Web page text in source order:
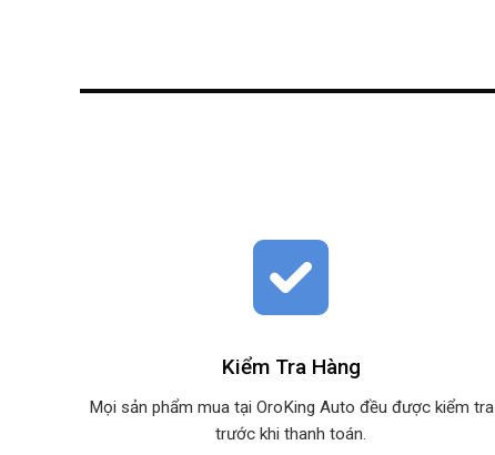
Kiểm Tra Hàng
Mọi sản phẩm mua tại OroKing Auto đều được kiểm tra
trước khi thanh toán.